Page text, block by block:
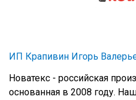
ИП Крапивин Игорь
Новатекс - российская
основанная в 2008 году.